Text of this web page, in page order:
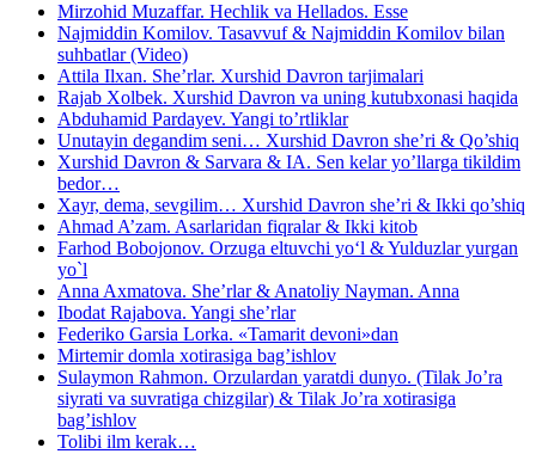
Mirzohid Muzaffar. Hechlik va Hellados. Esse
Najmiddin Komilov. Tasavvuf & Najmiddin Komilov bilan
suhbatlar (Video)
Attila Ilxan. She’rlar. Xurshid Davron tarjimalari
Rajab Xolbek. Xurshid Davron va uning kutubxonasi haqida
Abduhamid Pardayev. Yangi to’rtliklar
Unutayin degandim seni… Xurshid Davron she’ri & Qo’shiq
Xurshid Davron & Sarvara & IA. Sen kelar yo’llarga tikildim
bedor…
Xayr, dema, sevgilim… Xurshid Davron she’ri & Ikki qo’shiq
Ahmad A’zam. Asarlaridan fiqralar & Ikki kitob
Farhod Bobojonov. Orzuga eltuvchi yo‘l & Yulduzlar yurgan
yo`l
Anna Axmatova. She’rlar & Anatoliy Nayman. Anna
Ibodat Rajabova. Yangi she’rlar
Federiko Garsia Lorka. «Tamarit devoni»dan
Mirtemir domla xotirasiga bag’ishlov
Sulaymon Rahmon. Orzulardan yaratdi dunyo. (Tilak Jo’ra
siyrati va suvratiga chizgilar) & Tilak Jo’ra xotirasiga
bag’ishlov
Tolibi ilm kerak…